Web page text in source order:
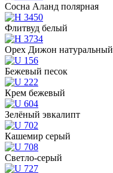
Сосна Аланд полярная
Флитвуд белый
Орех Дижон натуральный
Бежевый песок
Крем бежевый
Зелёный эвкалипт
Кашемир серый
Светло-серый